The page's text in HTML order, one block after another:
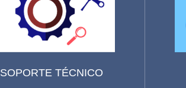
SOPORTE TÉCNICO